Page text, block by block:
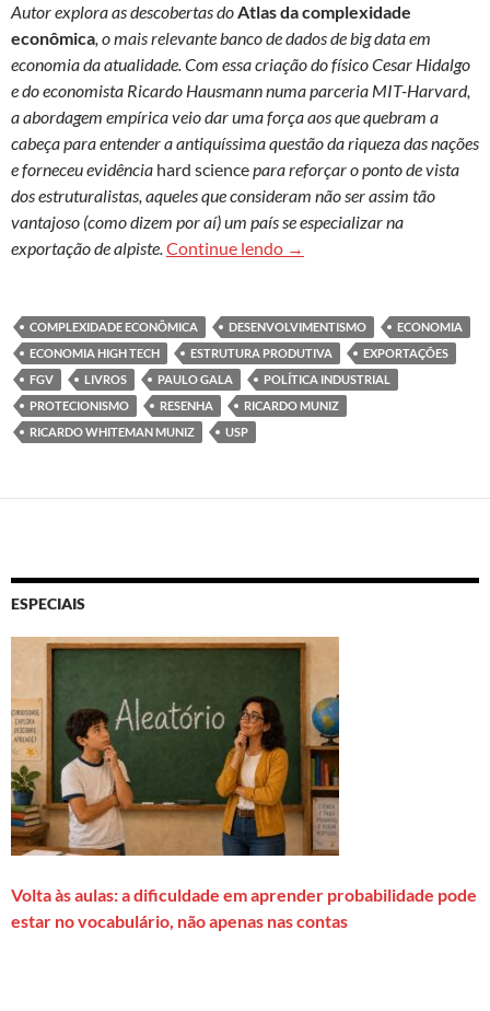
Autor explora as descobertas doAtlas da complexidade
econômica, o mais relevante banco de dados de big data em
economia da atualidade. Com essa criação do físico Cesar Hidalgo
e do economista Ricardo Hausmann numa parceria MIT-Harvard,
a abordagem empírica veio dar uma força aos que quebram a
cabeça para entender a antiquíssima questão da riqueza das nações
e forneceu evidência hard sciencepara reforçar o ponto de vista
dos estruturalistas, aqueles que consideram não ser assim tão
vantajoso (como dizem por aí) um país se especializar na
exportação de alpiste.Continue lendo Complexidade econômica,
→
COMPLEXIDADE ECONÔMICA DESENVOLVIMENTISMO
ECONOMIA
ECONOMIA HIGH TECH
ESTRUTURA PRODUTIVA
EXPORTAÇÕES
FGV
LIVROS PAULO GALA
POLÍTICA INDUSTRIAL
PROTECIONISMO
RESENHA
RICARDO MUNIZ
RICARDO WHITEMAN MUNIZ
USP
ESPECIAIS
Volta às aulas: a dificuldade em aprender probabilidade pode
estar no vocabulário, não apenas nas contas